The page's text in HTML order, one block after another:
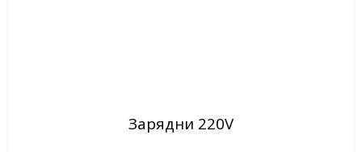
Зарядни 220V